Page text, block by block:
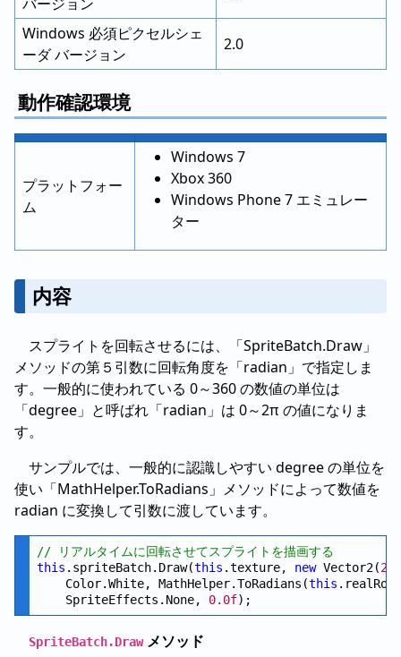
Windows 必須ピクセルシェ
ーダ バージョン
2.0
動作確認環境
プラットフォー
ム
Windows 7
Xbox 360
Windows Phone 7 エミュレー
ター
内容
スプライトを回転させるには、「SpriteBatch.Draw」
メソッドの第５引数に回転角度を「radian」で指定しま
す。一般的に使われている 0～360 の数値の単位は
「degree」と呼ばれ「radian」は 0～2π の値になりま
す。
サンプルでは、一般的に認識しやすい degree の単位を
使い「MathHelper.ToRadians」メソッドによって数値を
radian に変換して引数に渡しています。
// リアルタイムに回転させてスプライトを描画する
this .spriteBatch.Draw(this .texture, new Vector2(
    Color.White, MathHelper.ToRadians(
this
    SpriteEffects.None,
0.0f
SpriteBatch.Drawメソッド